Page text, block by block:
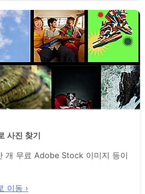
사진 찾기
개 무료 Adobe Stock 이미지 등이
이동 ›